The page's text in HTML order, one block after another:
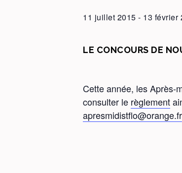
11 juillet 2015 - 13 février
LE CONCOURS DE
Cette année, les Après-
consulter le règlement
apresmidistflo@orange.fr